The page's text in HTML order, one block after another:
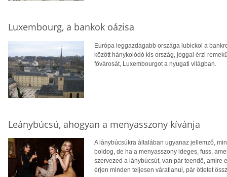
Luxembourg, a bankok oázisa
Európa leggazdagabb országa lubickol a
között hánykolódó kis ország, joggal érzi
fővárosát, Luxembourgot a nyugati világban.
Leánybúcsú, ahogyan a menyasszony kívánja
A lánybúcsúkra általában ugyanaz jellemző,
boldog, de ha a menyasszony ideges, fuss,
szervezed a lánybúcsút, van pár teendő, amire
érjen minden teljesen váratlanul, pár ötletet